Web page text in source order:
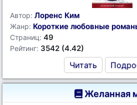
Автор: Лоренс Ким
Жанр: Короткие любовные
Страниц: 49
Рейтинг: 3542 (4.42)
Читать
Желанная